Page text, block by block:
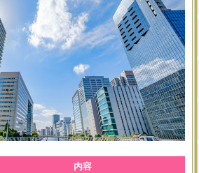
内容